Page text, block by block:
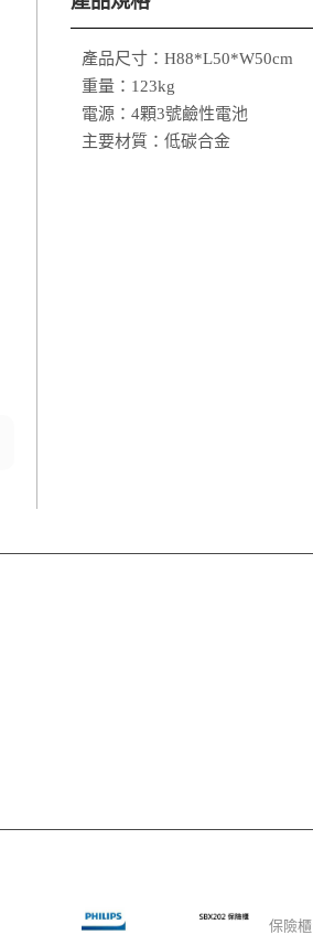
產品尺寸：H88*L50*W50cm
重量：123kg
電源：4顆3號鹼性電池
主要材質：低碳合金
保險櫃